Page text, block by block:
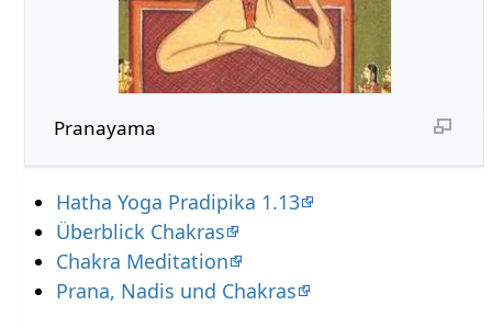
Pranayama
Hatha Yoga Pradipika 1.13
Überblick Chakras
Chakra Meditation
Prana, Nadis und Chakras